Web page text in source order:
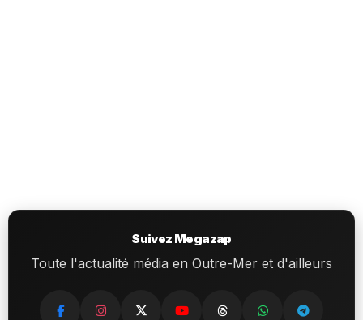
Suivez Megazap
Toute l'actualité média en Outre-Mer et d'ailleurs